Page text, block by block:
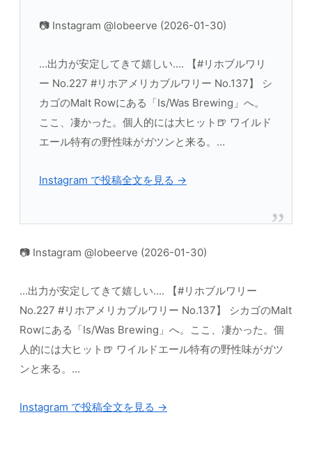
📷 Instagram @lobeerve (2026-01-30)
…出力が安定してきて嬉しい.... 【#リホブルワリ
ー No.227 #リホアメリカブルワリー No.137】 シ
カゴのMalt Rowにある「Is/Was Brewing」へ。
ここ、凄かった。個人的には大ヒット🍺 ワイルド
エール特有の野性味がガツンと来る。…
Instagram で投稿全文を見る →
📷 Instagram @lobeerve (2026-01-30)
…出力が安定してきて嬉しい.... 【#リホブルワリー
No.227 #リホアメリカブルワリー No.137】 シカゴのMalt
Rowにある「Is/Was Brewing」へ。ここ、凄かった。個
人的には大ヒット🍺 ワイルドエール特有の野性味がガツ
ンと来る。…
Instagram で投稿全文を見る →